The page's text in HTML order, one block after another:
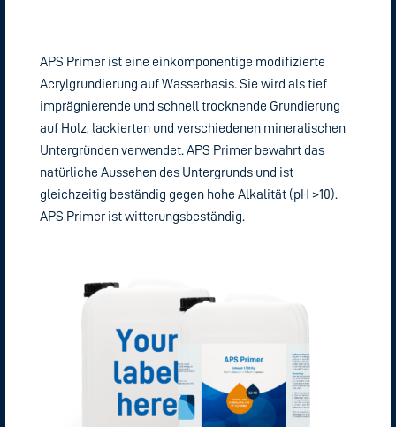
APS Primer ist eine einkomponentige modifizierte
Acrylgrundierung auf Wasserbasis. Sie wird als tief
imprägnierende und schnell trocknende Grundierung
auf Holz, lackierten und verschiedenen mineralischen
Untergründen verwendet. APS Primer bewahrt das
natürliche Aussehen des Untergrunds und ist
gleichzeitig beständig gegen hohe Alkalität (pH >10).
APS Primer ist witterungsbeständig.